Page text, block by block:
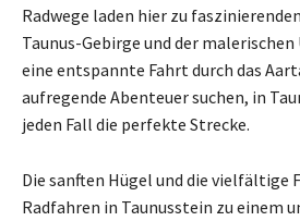
Radwege laden hier zu
Taunus-Gebirge und der malerischen
eine entspannte Fahrt durch das
aufregende Abenteuer suchen, in
jeden Fall die perfekte Strecke.
Die sanften Hügel und die vielfältige
Radfahren in Taunusstein zu einem